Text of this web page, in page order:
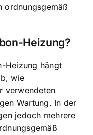
ordnungsgemäß
Heizung?
Heizung hängt
wie
verwendeten
Wartung. In der
jedoch mehrere